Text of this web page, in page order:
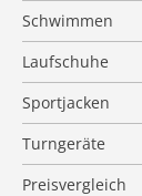
Schwimmen
Laufschuhe
Sportjacken
Turngeräte
Preisvergleich